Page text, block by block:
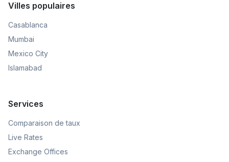
Villes populaires
Casablanca
Mumbai
Mexico City
Islamabad
Services
Comparaison de taux
Live Rates
Exchange Offices